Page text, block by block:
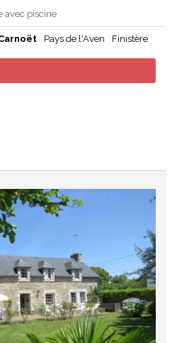
avec piscine
Pays de l'Aven
Finistère